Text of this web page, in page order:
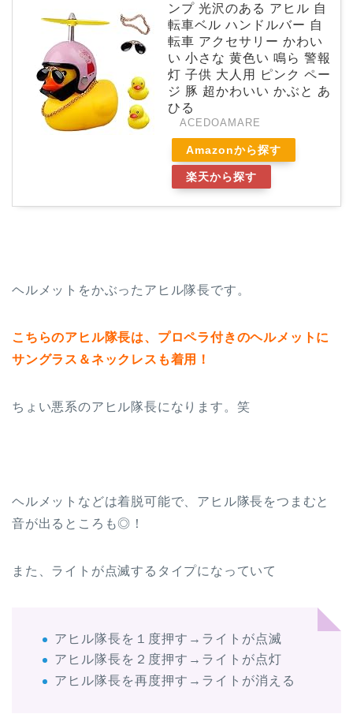
ンプ 光沢のある アヒル 自
転車ベル ハンドルバー 自
転車 アクセサリー かわい
い 小さな 黄色い 鳴ら 警報
灯 子供 大人用 ピンク ペー
ジ 豚 超かわいい かぶと あ
ひる
ACEDOAMARE
Amazonから探す
楽天から探す
ヘルメットをかぶったアヒル隊長です。
こちらのアヒル隊長は、プロペラ付きのヘルメットに
サングラス＆ネックレスも着用！
ちょい悪系のアヒル隊長になります。笑
ヘルメットなどは着脱可能で、アヒル隊長をつまむと
音が出るところも◎！
また、ライトが点滅するタイプになっていて
アヒル隊長を１度押す→ライトが点滅
アヒル隊長を２度押す→ライトが点灯
アヒル隊長を再度押す→ライトが消える